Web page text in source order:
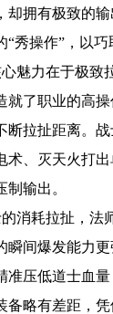
却拥有极致的
“秀操作”，以巧
魅力在于极致
就了职业的高
断拉扯距离。
术、灭天火打
制输出。
消耗拉扯，法
瞬间爆发能力
准压低道士血
备略有差距，